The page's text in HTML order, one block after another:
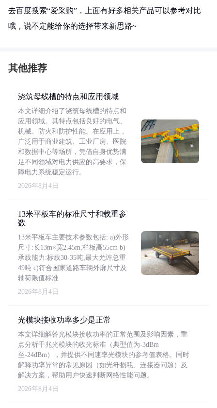
去百度搜索“爱采购”，上面有好多相关产品可以参考对比
哦，说不定能给你的选择带来新思路~
其他推荐
浇筑母线槽的特点和应用领域
本文详细介绍了浇筑母线槽的特点和
应用领域。其特点包括良好的电气、
机械、防火和防护性能。在应用上，
广泛用于商业建筑、工业厂房、医院
和数据中心等场所，凭借自身优势满
足不同领域对电力供应的高要求，保
障电力系统稳定运行。
2026年8月4日
13米平板车的标准尺寸和载重参
数
13米平板车主要技术参数包括: a)外形
尺寸:长13m×宽2.45m,栏板高55cm b)
承载能力:标载30-35吨,最大允许总重
49吨 c)符合国家道路车辆外廓尺寸及
轴荷限值标准
2026年8月4日
光模块接收功率多少是正常
本文详细解答光模块接收功率的正常范围及影响因素，重
点分析千兆光模块的收光标准（典型值为-3dBm
至-24dBm），并提供不同速率光模块的参考值表格。同时
解释功率异常的常见原因（如光纤损耗、连接器问题）及
解决方案，帮助用户快速判断网络性能问题。
2026年8月4日